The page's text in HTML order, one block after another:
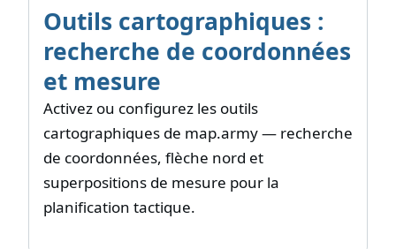
Outils cartographiques :
recherche de coordonnées
et mesure
Activez ou configurez les outils
cartographiques de map.army — recherche
de coordonnées, flèche nord et
superpositions de mesure pour la
planification tactique.